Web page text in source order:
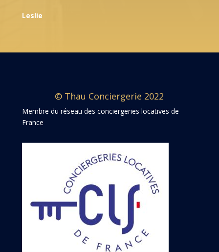
Leslie
© Thau Conciergerie 2022
Membre du réseau des conciergeries locatives de
France